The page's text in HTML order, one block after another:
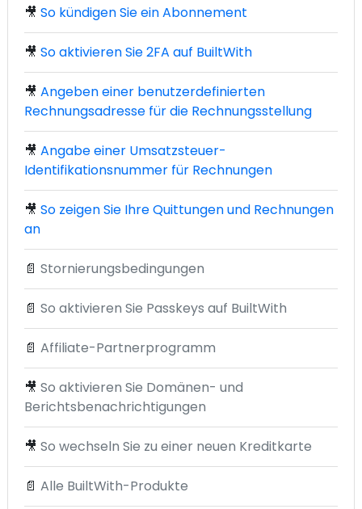
🎥 So kündigen Sie ein Abonnement
🎥 So aktivieren Sie 2FA auf BuiltWith
🎥 Angeben einer benutzerdefinierten
Rechnungsadresse für die Rechnungsstellung
🎥 Angabe einer Umsatzsteuer-
Identifikationsnummer für Rechnungen
🎥 So zeigen Sie Ihre Quittungen und Rechnungen
an
📄 Stornierungsbedingungen
📄 So aktivieren Sie Passkeys auf BuiltWith
📄 Affiliate-Partnerprogramm
🎥 So aktivieren Sie Domänen- und
Berichtsbenachrichtigungen
🎥 So wechseln Sie zu einer neuen Kreditkarte
📄 Alle BuiltWith-Produkte